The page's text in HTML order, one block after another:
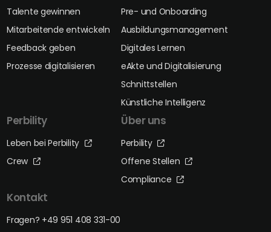
Talente gewinnen
Mitarbeitende entwickeln
Feedback geben
Prozesse digitalisieren
Pre- und Onboarding
Ausbildungsmanagement
Digitales Lernen
eAkte und Digitalisierung
Schnittstellen
Künstliche Intelligenz
Perbility
Leben bei Perbility
Crew
Über uns
Perbility
Offene Stellen
Compliance
Kontakt
Fragen? +49 951 408 331-00